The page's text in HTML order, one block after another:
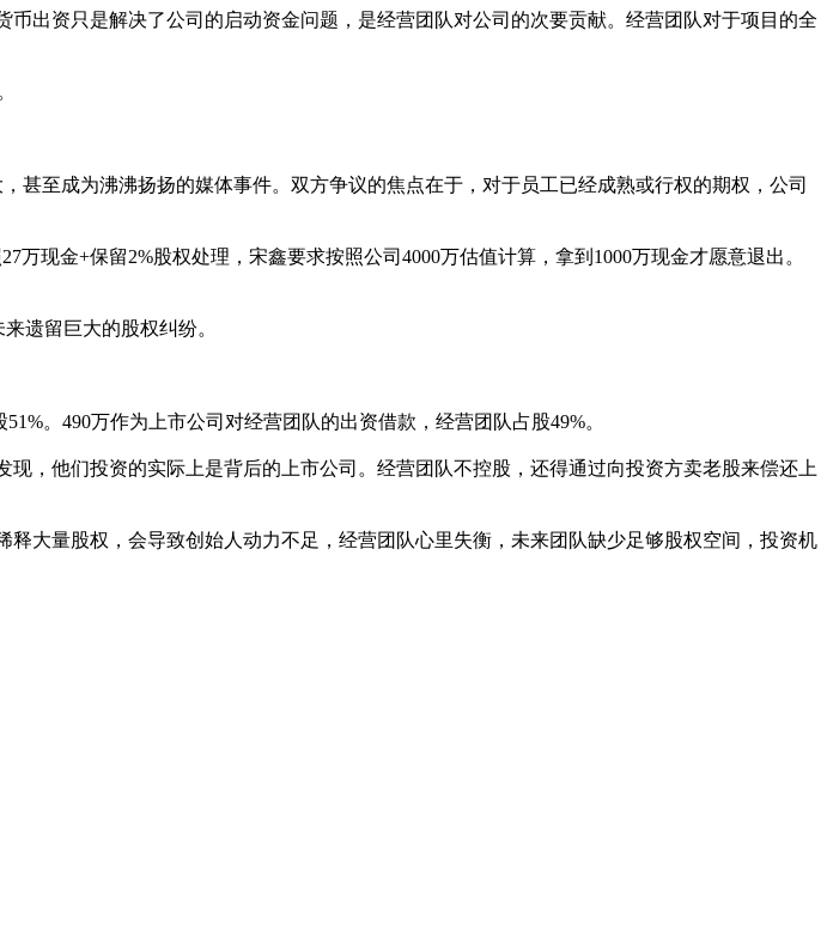
出资只是解决了公司的启动资金问题，是经营团队对公司的次要贡献。经营团队对于项目的全
至成为沸沸扬扬的媒体事件。双方争议的焦点在于，对于员工已经成熟或行权的期权，公司
现金+保留2%股权处理，宋鑫要求按照公司4000万估值计算，拿到1000万现金才愿意退出。
遗留巨大的股权纠纷。
。490万作为上市公司对经营团队的出资借款，经营团队占股49%。
，他们投资的实际上是背后的上市公司。经营团队不控股，还得通过向投资方卖老股来偿还上
大量股权，会导致创始人动力不足，经营团队心里失衡，未来团队缺少足够股权空间，投资机